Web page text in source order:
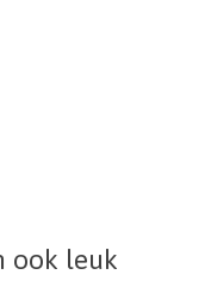
ook leuk